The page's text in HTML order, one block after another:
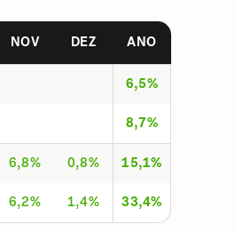
NOV DEZ ANO
6,5%
8,7%
6,8% 0,8% 15,1%
6,2% 1,4%
33,4%